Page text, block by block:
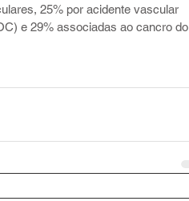
25% por acidente vascular
e 29% associadas ao cancro do